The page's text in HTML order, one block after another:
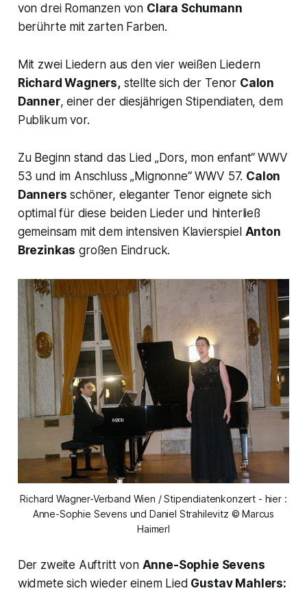
von drei Romanzen von Clara Schumann
berührte mit zarten Farben.
Mit zwei Liedern aus den vier weißen Liedern
Richard Wagners,stellte sich der Tenor Calon
Danner, einer der diesjährigen Stipendiaten, dem
Publikum vor.
Zu Beginn stand das Lied„Dors, mon enfant“WWV
53 und im Anschluss„Mignonne“WWV 57. Calon
Danners schöner, eleganter Tenor eignete sich
optimal für diese beiden Lieder und hinterließ
gemeinsam mit dem intensiven Klavierspiel Anton
Brezinkas großen Eindruck.
Richard Wagner-Verband Wien / Stipendiatenkonzert - hier :
Anne-Sophie Sevens und Daniel Strahilevitz © Marcus
Haimerl
Der zweite Auftritt von Anne-Sophie Sevens
widmete sich wieder einem Lied Gustav Mahlers: